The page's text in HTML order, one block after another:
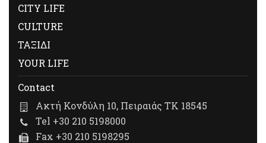
CITY LIFE
CULTURE
ΤΑΞΙΔΙ
YOUR LIFE
Contact
Ακτή Κονδύλη 10, Πειραιάς ΤΚ 18545
Tel +30 210 5198000
Fax +30 210 5198295